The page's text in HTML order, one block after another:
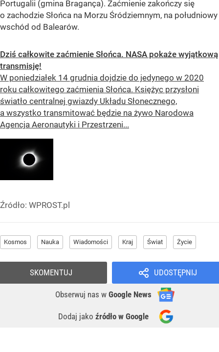
Portugalii (gmina Bragança). Zaćmienie zakończy się
o zachodzie Słońca na Morzu Śródziemnym, na południowy
wschód od Balearów.
Dziś całkowite zaćmienie Słońca. NASA pokaże wyjątkową
transmisję!
W poniedziałek 14 grudnia dojdzie do jedynego w 2020
roku całkowitego zaćmienia Słońca. Księżyc przysłoni
światło centralnej gwiazdy Układu Słonecznego,
a wszystko transmitować będzie na żywo Narodowa
Agencja Aeronautyki i Przestrzeni...
Źródło: WPROST.pl
Kosmos Nauka Wiadomości Kraj Świat Życie
UDOSTĘPNIJ
Obserwuj nas w Google News
Dodaj jako źródło w Google
SKOMENTUJ